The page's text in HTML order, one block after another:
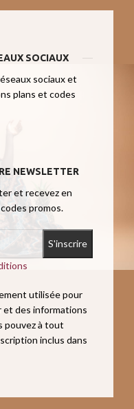
SOCIAUX
sociaux et
plans et codes
NEWSLETTER
et recevez en
promos.
utilisée pour
des informations
pouvez à tout
inclus dans